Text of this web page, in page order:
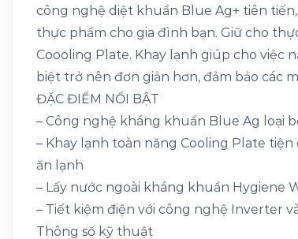
công nghệ diệt khuẩn Blue Ag+ tiên
thực phẩm cho gia đình bạn. Giữ cho
Coooling Plate. Khay lạnh giúp cho việc
biệt trở nên đơn giản hơn, đảm bảo các
ĐẶC ĐIỂM NỔI BẬT
– Công nghệ kháng khuẩn Blue Ag loại
– Khay lạnh toàn năng Cooling Plate
ăn lạnh
– Lấy nước ngoài kháng khuẩn Hygiene
– Tiết kiệm điện với công nghệ Inverter
Thông số kỹ thuật